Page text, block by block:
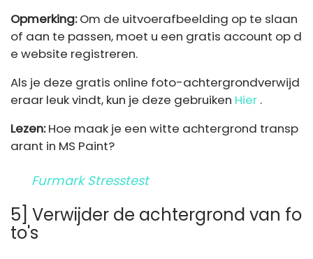
Opmerking:Om de uitvoerafbeelding op te slaan
of aan te passen, moet u een gratis account op d
e website registreren.
Als je deze gratis online foto-achtergrondverwijd
eraar leuk vindt, kun je deze gebruiken Hier .
Lezen:Hoe maak je een witte achtergrond transp
arant in MS Paint?
Furmark Stresstest
5] Verwijder de achtergrond van fo
to's